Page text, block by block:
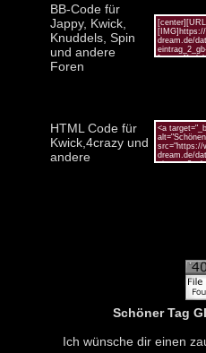
BB-Code für
Jappy, Kwick,
Knuddels, Spin
und andere
Foren
HTML Code für
Kwick,4crazy und
andere
Schöner Tag
Ich wünsche dir einen